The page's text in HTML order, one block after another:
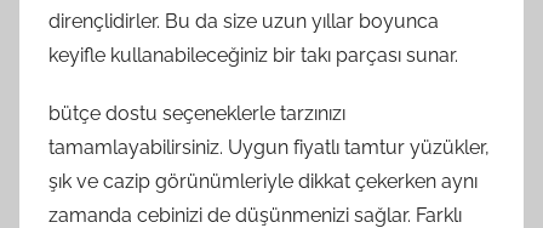
dirençlidirler. Bu da size uzun yıllar boyunca
keyifle kullanabileceğiniz bir takı parçası sunar.
bütçe dostu seçeneklerle tarzınızı
tamamlayabilirsiniz. Uygun fiyatlı tamtur yüzükler,
şık ve cazip görünümleriyle dikkat çekerken aynı
zamanda cebinizi de düşünmenizi sağlar. Farklı